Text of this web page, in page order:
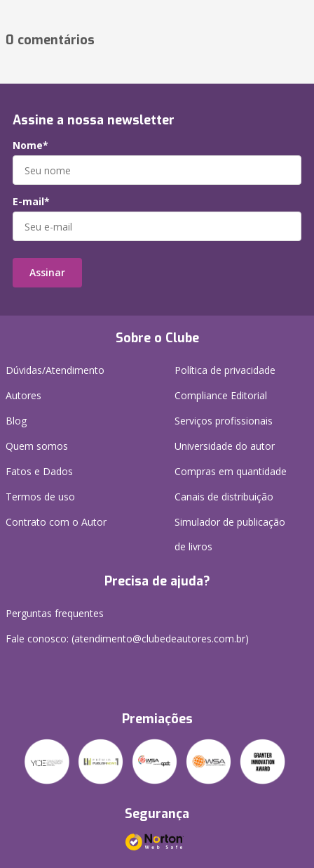
0 comentários
Sobre o Clube
Dúvidas/Atendimento
Autores
Blog
Quem somos
Fatos e Dados
Termos de uso
Contrato com o Autor
Política de privacidade
Compliance Editorial
Serviços profissionais
Universidade do autor
Compras em quantidade
Canais de distribuição
Simulador de publicação
de livros
Precisa de ajuda?
Perguntas frequentes
Fale conosco: (atendimento@clubedeautores.com.br)
Premiações
Segurança
Assine a nossa newsletter
Nome*
E-mail*
Assinar